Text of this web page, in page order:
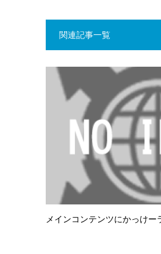
関連記事一覧
メインコンテンツにかっけ